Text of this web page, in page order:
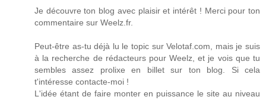
Je découvre ton blog avec plaisir et intérêt ! Merci pour ton
commentaire sur Weelz.fr.
Peut-être as-tu déjà lu le topic sur Velotaf.com, mais je suis
à la recherche de rédacteurs pour Weelz, et je vois que tu
sembles assez prolixe en billet sur ton blog. Si cela
t'intéresse contacte-moi !
L'idée étant de faire monter en puissance le site au niveau